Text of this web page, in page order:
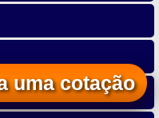
uma cotação